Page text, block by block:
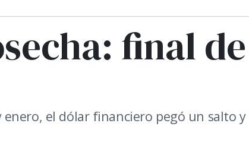
final de
el dólar financiero pegó un salto y